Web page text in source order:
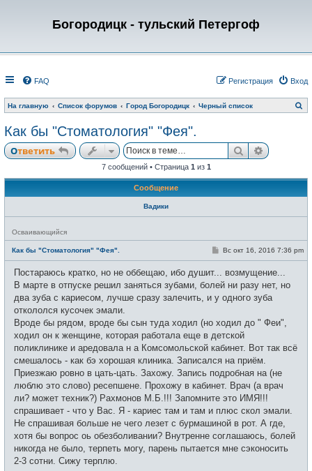
Богородицк - тульский Петергоф
FAQ Вход
Регистрация
На главную Список форумов Город Богородицк Черный список
о
Как бы "Стоматология" "Фея".
Ответить Поиск
7 сообщений • Страница 1 из 1
Сообщение
Вадики
Н
в
с
е
и
Осваивающийся
Как бы "Стоматология" "Фея".
С
б
щ
н
Вс окт 16, 2016 7:36 pm
Постараюсь кратко, но не оббещаю, ибо душит... возмущение...
В марте в отпуске решил заняться зубами, болей ни разу нет, но
два зуба с кариесом, лучше сразу залечить, и у одного зуба
откололся кусочек эмали.
Вроде бы рядом, вроде бы сын туда ходил (но ходил до " Феи",
ходил он к женщине, которая работала еще в детской
поликлинике и аредовала н а Комсомольской кабинет. Вот так всё
смешалось - как бэ хорошая клиника. Записался на приём.
Приезжаю ровно в цать-цать. Захожу. Запись подробная на (не
люблю это слово) ресепшене. Прохожу в кабинет. Врач (а врач
ли? может техник?) Рахмонов М.Б.!!! Запомните это ИМЯ!!!
спрашивает - что у Вас. Я - кариес там и там и плюс скол эмали.
Не спрашивая больше не чего лезет с бурмашиной в рот. А где,
хотя бы вопрос оь обезболивании? Внутренне соглашаюсь, болей
никогда не было, терпеть могу, парень пытается мне сэконосить
2-3 сотни. Сижу терплю.